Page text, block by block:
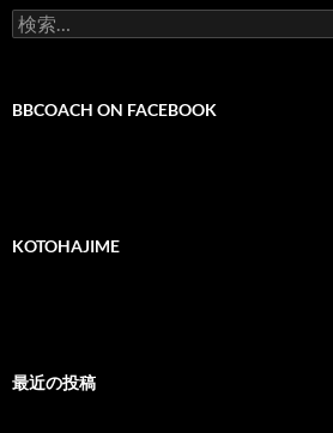
検
索:
BBCOACH ON FACEBOOK
KOTOHAJIME
最近の投稿